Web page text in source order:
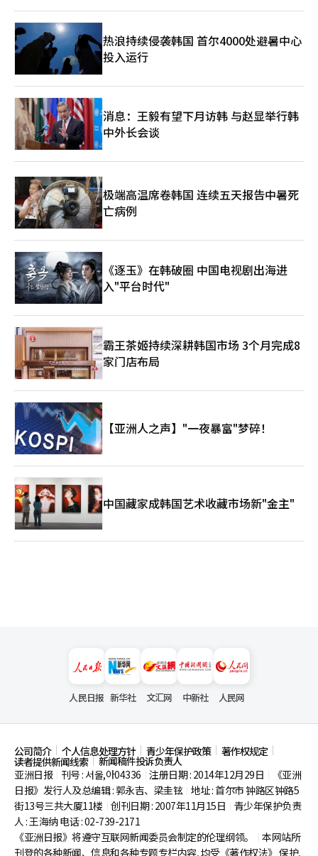
热浪持续侵袭韩国 首尔4000处避暑中心
投入运行
消息：王毅有望下月访韩 与赵显举行韩
中外长会谈
极端高温席卷韩国 连续五天报告中暑死
亡病例
《逐玉》在韩破圈 中国电视剧出海进
入"平台时代"
霸王茶姬持续深耕韩国市场 3个月完成8
家门店布局
【亚洲人之声】"一夜暴富"梦碎！
中国藏家成韩国艺术收藏市场新"金主"
人民日报 新华社 文汇网 中新社 人民网
公司简介 个人信息处理方针 青少年保护政策 著作权规定
读者提供新闻线索
新闻稿件投诉负责人
亚洲日报
刊号 : 서울,아04336 注册日期 : 2014年12月29日
《亚洲
日报》发行人及总编辑 : 郭永吉、梁圭铉 地址 : 首尔市钟路区钟路5
街13号三共大厦11楼 创刊日期 : 2007年11月15日
青少年保护负责
人 : 王海纳 电话 : 02-739-2171
《亚洲日报》将遵守互联网新闻委员会制定的伦理纲领。
本网站所
刊登的各种新闻、信息和各种专题专栏内容, 均受《著作权法》 保护,